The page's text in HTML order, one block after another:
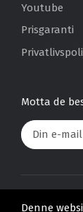
Youtube
Prisgaranti
Motta de
er spesifisert
Denne